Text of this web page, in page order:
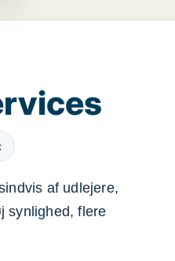
af udlejere,
synlighed, flere